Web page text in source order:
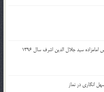
سید جلال الدین اشرف سال 1396
انگاری در نماز